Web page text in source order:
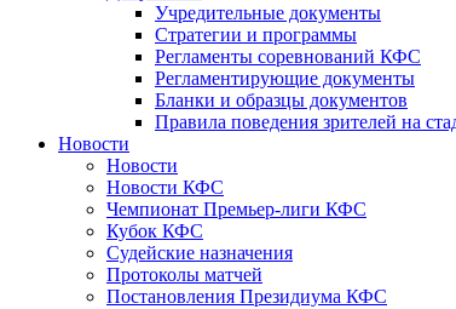
Учредительные документы
Стратегии и программы
Регламенты соревнований КФС
Регламентирующие документы
Бланки и образцы документов
Правила поведения зрителей на
Новости
Новости
Новости КФС
Чемпионат Премьер-лиги КФС
Кубок КФС
Судейские назначения
Протоколы матчей
Постановления Президиума КФС